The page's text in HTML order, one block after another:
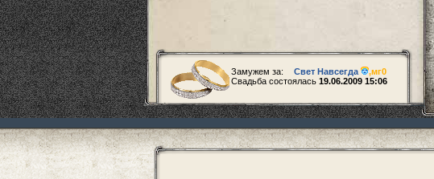
Замужем за: Свет Навсегда ,мг0
Свадьба состоялась 19.06.2009 15:06